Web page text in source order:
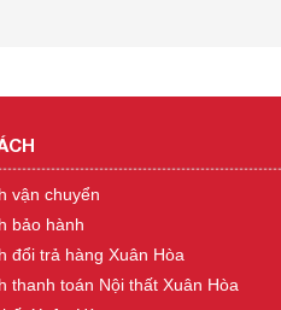
vận chuyển
bảo hành
đổi trả hàng Xuân Hòa
thanh toán Nội thất Xuân Hòa